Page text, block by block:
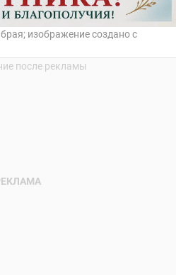
изображение создано с